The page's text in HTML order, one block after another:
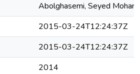
Abolghasemi, Seyed
2015-03-24T12:24:37Z
2015-03-24T12:24:37Z
2014